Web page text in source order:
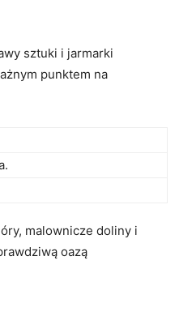
sztuki i jarmarki
punktem na
malownicze doliny i
oazą